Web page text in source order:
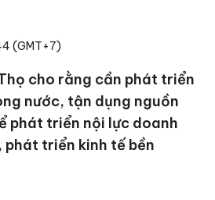
(GMT+7)
cho rằng cần phát triển
nước, tận dụng nguồn
phát triển nội lực doanh
phát triển kinh tế bền